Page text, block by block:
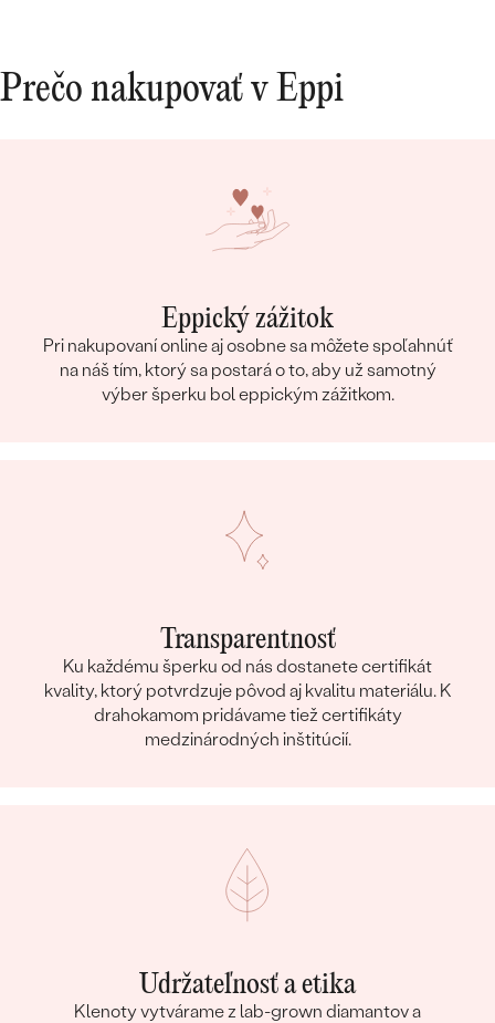
Prečo nakupovať v Eppi
Eppický zážitok
Pri nakupovaní online aj osobne sa môžete spoľahnúť
na náš tím, ktorý sa postará o to, aby už samotný
výber šperku bol eppickým zážitkom.
Transparentnosť
Ku každému šperku od nás dostanete certifikát
kvality, ktorý potvrdzuje pôvod aj kvalitu materiálu. K
drahokamom pridávame tiež certifikáty
medzinárodných inštitúcií.
Udržateľnosť a etika
Klenoty vytvárame z lab-grown diamantov a